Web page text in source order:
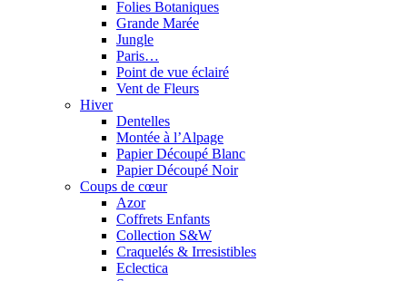
Folies Botaniques
Grande Marée
Jungle
Paris…
Point de vue éclairé
Vent de Fleurs
Hiver
Dentelles
Montée à l’Alpage
Papier Découpé Blanc
Papier Découpé Noir
Coups de cœur
Azor
Coffrets Enfants
Collection S&W
Craquelés & Irresistibles
Eclectica